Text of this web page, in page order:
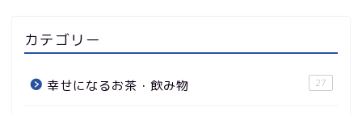
カテゴリー
幸せになるお茶・飲み物 27